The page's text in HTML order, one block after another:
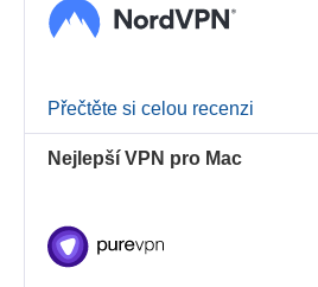
Přečtěte si celou recenzi
Nejlepší VPN pro Mac